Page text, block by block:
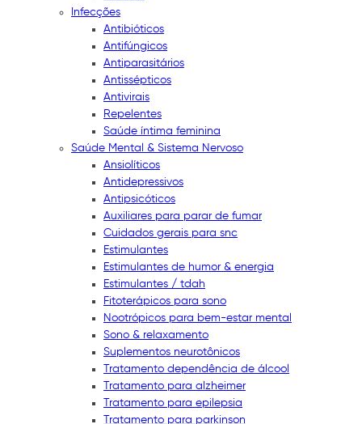
Infecções
Antibióticos
Antifúngicos
Antiparasitários
Antissépticos
Antivirais
Repelentes
Saúde íntima feminina
Saúde Mental & Sistema Nervoso
Ansiolíticos
Antidepressivos
Antipsicóticos
Auxiliares para parar de fumar
Cuidados gerais para snc
Estimulantes
Estimulantes de humor & energia
Estimulantes / tdah
Fitoterápicos para sono
Nootrópicos para bem-estar mental
Sono & relaxamento
Suplementos neurotônicos
Tratamento dependência de álcool
Tratamento para alzheimer
Tratamento para epilepsia
Tratamento para parkinson